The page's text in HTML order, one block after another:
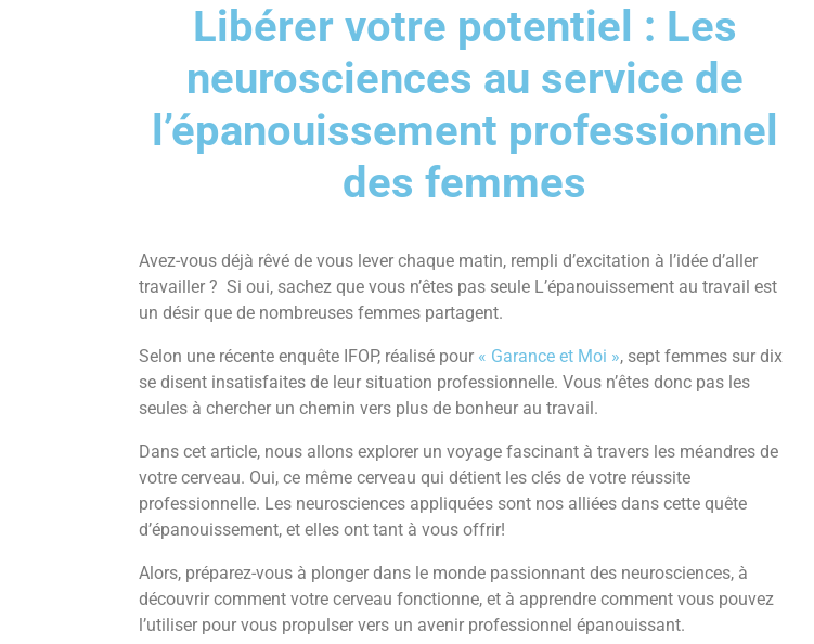
Libérer votre potentiel : Les
neurosciences au service de
l’épanouissement professionnel
des femmes
Avez-vous déjà rêvé de vous lever chaque matin, rempli d’excitation à l’idée d’aller
travailler ? Si oui, sachez que vous n’êtes pas seule L’épanouissement au travail est
un désir que de nombreuses femmes partagent.
Selon une récente enquête IFOP, réalisé pour « Garance et Moi », sept femmes sur dix
se disent insatisfaites de leur situation professionnelle. Vous n’êtes donc pas les
seules à chercher un chemin vers plus de bonheur au travail.
Dans cet article, nous allons explorer un voyage fascinant à travers les méandres de
votre cerveau. Oui, ce même cerveau qui détient les clés de votre réussite
professionnelle. Les neurosciences appliquées sont nos alliées dans cette quête
d’épanouissement, et elles ont tant à vous offrir!
Alors, préparez-vous à plonger dans le monde passionnant des neurosciences, à
découvrir comment votre cerveau fonctionne, et à apprendre comment vous pouvez
l’utiliser pour vous propulser vers un avenir professionnel épanouissant.